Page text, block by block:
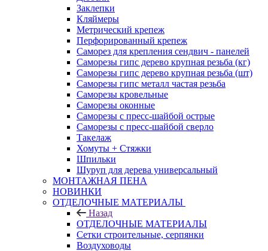
Заклепки
Кляймеры
Метрический крепеж
Перфорированный крепеж
Саморез для крепления сендвич - панелей
Саморезы гипс дерево крупная резьба (кг)
Саморезы гипс дерево крупная резьба (шт)
Саморезы гипс металл частая резьба
Саморезы кровельные
Саморезы оконные
Саморезы с пресс-шайбой острые
Саморезы с пресс-шайбой сверло
Такелаж
Хомуты + Стяжки
Шпильки
Шуруп для дерева универсальный
МОНТАЖНАЯ ПЕНА
НОВИНКИ
ОТДЕЛОЧНЫЕ МАТЕРИАЛЫ
Назад
ОТДЕЛОЧНЫЕ МАТЕРИАЛЫ
Сетки строительные, серпянки
Воздуховоды